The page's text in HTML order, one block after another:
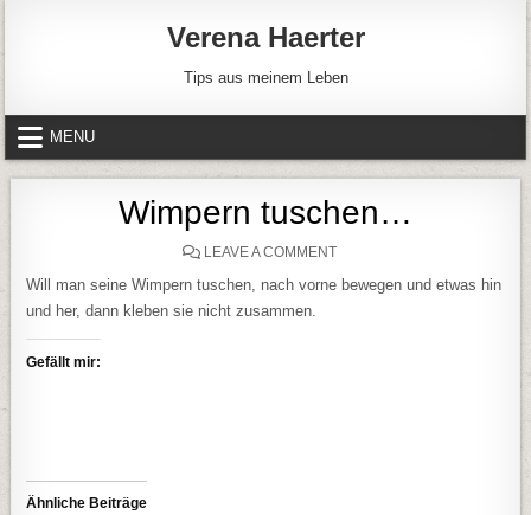
Verena Haerter
Tips aus meinem Leben
MENU
Wimpern tuschen…
LEAVE A COMMENTON WIMPERN TUSCHEN…
Will man seine Wimpern tuschen, nach vorne bewegen und etwas hin
und her, dann kleben sie nicht zusammen.
Gefällt mir:
Ähnliche Beiträge